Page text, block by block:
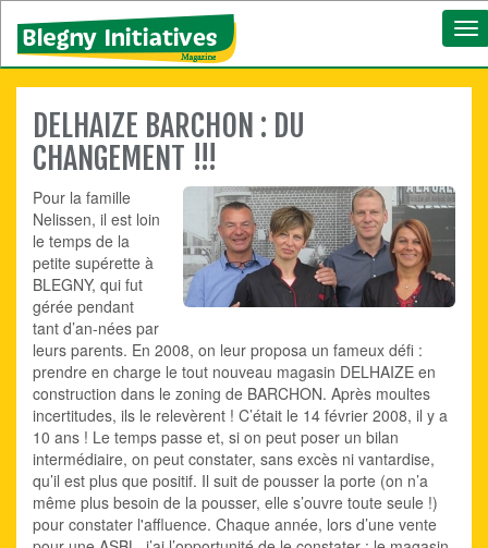
DELHAIZE BARCHON : DU
CHANGEMENT !!!
Pour la famille
Nelissen, il est loin
le temps de la
petite supérette à
BLEGNY, qui fut
gérée pendant
tant d’an-nées par
leurs parents. En 2008, on leur proposa un fameux défi :
prendre en charge le tout nouveau magasin DELHAIZE en
construction dans le zoning de BARCHON. Après moultes
incertitudes, ils le relevèrent ! C’était le 14 février 2008, il y a
10 ans ! Le temps passe et, si on peut poser un bilan
intermédiaire, on peut constater, sans excès ni vantardise,
qu’il est plus que positif. Il suit de pousser la porte (on n’a
même plus besoin de la pousser, elle s’ouvre toute seule !)
pour constater l'affluence. Chaque année, lors d’une vente